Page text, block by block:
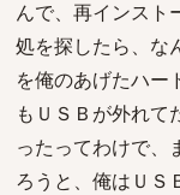
んで、再インスト
処を探したら、な
を俺のあげたハー
もＵＳＢが外れて
ったってわけで、
ろうと、俺はＵＳ